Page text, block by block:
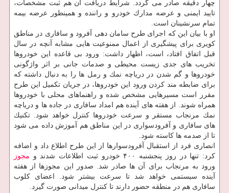
چهار دقیقه صادر می گردد. شرایط دریافت آن هم ثبت مشخصات،
تایید ایمنی و عرضه مدارك خودرو و راننده و همینطور عرضه بیمه
تمام سرنشینان است.
او با بیان این كه اجرای طرح سامان دهی آفرود و سافاری در مناطق
كویری برای پیشگیری از اعمال ممنوعیت هایی مشابه آنچه در سال
قبل اتفاق افتاد، است، اظهار داشت: ورود بی قاعده این خودروها
تخریب های جدی زیست محیطی و صدمات جانی بر اثر واژگونی
خودروها و گم شدن در دریاچه نمك و رمل ها را به دنبال داشته كه
برای ضابطه مند كردن ورود این خودروها، در جریان تكمیل این طرح
مقرر است مسیرهایی مشخص شده و راهنماهای محلی با خودروها
همراه شوند. از هفته های آینده هم امداد سافاری در جاده ها و دریاچه
نمك مرنجاب مستقر و سرعت خودروها كنترل خواهد شود. تكنیك
های سافاری و آفرودسواری در این مناطق هم آموزش داده می شود
تا از صدمه ها كاسته شود.
انصاری فرد از استقبال آفرودسوارها از این طرح اطلاع داد و اضافه
كرد: تنها در روز پنجشنبه ۴۰۰ خودرو ثبت اطلاعات شدند و
مجوز
ورود به مرنجاب برای آن ها صادر شد. صدور این مجوزها از هفته
آینده سیستمی خواهد شد تا سرعت بیشتر شود. اعضای كلوب
سافاری هم در منطقه حضور دارند تا كنترل میدانی صورت گیرد.